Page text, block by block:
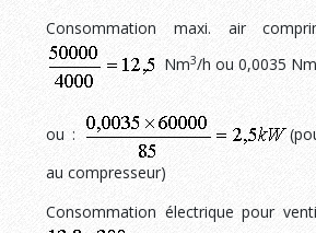
Consommation maxi. air
Nm3/h ou 0,0035 Nm
ou :
au compresseur)
Consommation électrique pour